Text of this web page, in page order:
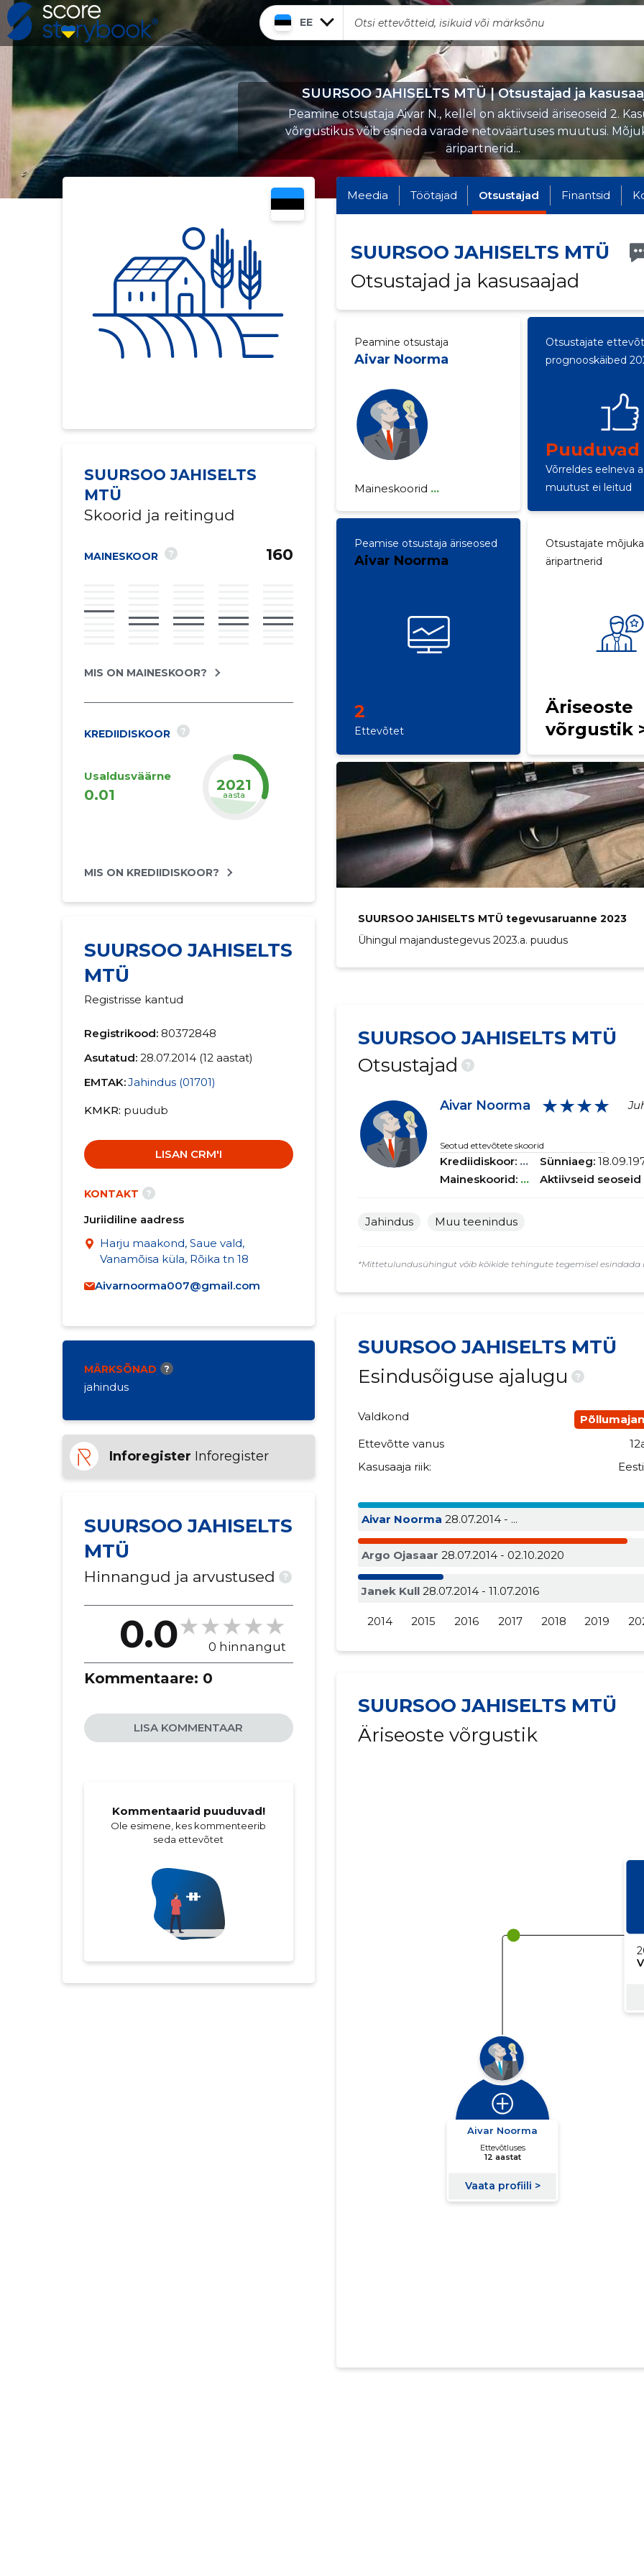
EE
SUURSOO JAHISELTS MTÜ | Otsustajad ja
Peamine otsustaja Aivar N., kellel on aktiivseid äriseoseid 2.
võrgustikus võib esineda varade netoväärtuses muutusi.
äripartnerid...
SUURSOO JAHISELTS
MTÜ
Skoorid ja reitingud
MAINESKOOR ? 160
MIS ON MAINESKOOR?
KREDIIDISKOOR ?
Usaldusväärne
0.01
2022
aasta
MIS ON KREDIIDISKOOR?
SUURSOO JAHISELTS
MTÜ
Registrisse kantud
Registrikood: 80372848
Asutatud: 28.07.2014 (12 aastat)
EMTAK:Jahindus (01701)
KMKR puudub
LISAN CRM'I
KONTAKT ?
Juriidiline aadress
Harju maakond, Saue vald,
Vanamõisa küla, Rõika tn 18
Aivarnoorma007@gmail.com
MÄRKSÕNAD ?
jahindus
Inforegister Inforegister
SUURSOO JAHISELTS
MTÜ
Hinnangud ja arvustused ?
0.0 0 hinnangut
Kommentaare: 0
LISA KOMMENTAAR
Kommentaarid puuduvad!
Ole esimene, kes kommenteerib
seda ettevõtet
Meedia Töötajad Otsustajad Finantsid
SUURSOO JAHISELTS MTÜ
Otsustajad ja kasusaajad
Peamine otsustaja
Aivar Noorma
Maineskoorid ...
Otsustajate
prognooskäibed
Puuduvad
Võrreldes eelneva
muutust ei leitud
Peamise otsustaja äriseosed
Aivar Noorma
2
Ettevõtet
Otsustajate
äripartnerid
Äriseoste
võrgustik
SUURSOO JAHISELTS MTÜ tegevusaruanne 2023
Ühingul majandustegevus 2023.a. puudus
SUURSOO JAHISELTS MTÜ
Otsustajad
?
Aivar Noorma ★★★★
Seotud ettevõtete skoorid
Krediidiskoor: ...
Maineskoorid: ...
Sünniaeg:
Aktiivseid seoseid
Jahindus Muu teenindus
*Mittetulundusühingut võib kõikide tehingute tegemisel esindada
SUURSOO JAHISELTS MTÜ
Esindusõiguse ajalugu
?
Valdkond
Ettevõtte vanus
Kasusaaja riik:
Eesti
Aivar Noorma 28.07.2014 - ...
Argo Ojasaar 28.07.2014 - 02.10.2020
Janek Kull28.07.2014 - 11.07.2016
2014 2015 2016 2017 2018 2019
SUURSOO JAHISELTS MTÜ
Äriseoste võrgustik